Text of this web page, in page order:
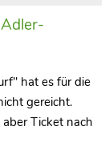
hat es für die
gereicht.
Ticket nach